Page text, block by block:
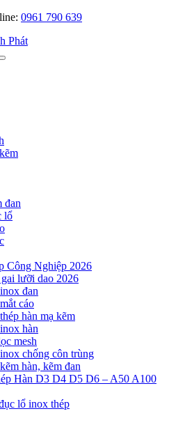
0961 790 639
đan
lổ
Công Nghiệp 2026
lưỡi dao 2026
đan
cáo
hàn mạ kẽm
hàn
mesh
chống côn trùng
hàn, kẽm đan
Hàn D3 D4 D5 D6 – A50 A100
lổ inox thép